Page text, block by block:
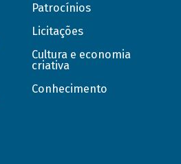
Patrocínios
Licitações
Cultura e economia
criativa
Conhecimento